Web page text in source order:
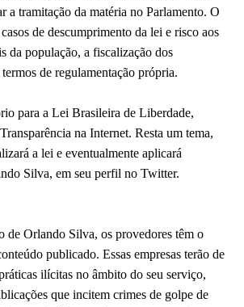
a tramitação da matéria no Parlamento. O
de descumprimento da lei e risco aos
da população, a fiscalização dos
de regulamentação própria.
para a Lei Brasileira de Liberdade,
na Internet. Resta um tema,
a lei e eventualmente aplicará
Silva, em seu perfil no Twitter.
de Orlando Silva, os provedores têm o
publicado. Essas empresas terão de
ilícitas no âmbito do seu serviço,
que incitem crimes de golpe de